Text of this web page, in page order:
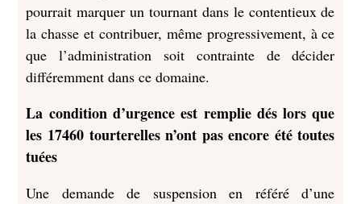
pourrait marquer un tournant dans le contentieux de
la chasse et contribuer, même progressivement, à ce
que l’administration soit contrainte de décider
différemment dans ce domaine.
La condition d’urgence est remplie dés lors que
les 17460 tourterelles n’ont pas encore été toutes
tuées
Une demande de suspension en référé d’une